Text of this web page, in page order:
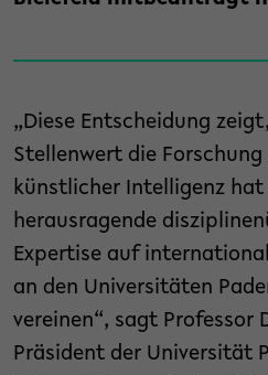
„Diese Entscheidung
Stellenwert die Forschung
künstlicher Intelligenz hat
herausragende
Expertise auf
an den Universitäten
vereinen“, sagt Professor
Präsident der Universität